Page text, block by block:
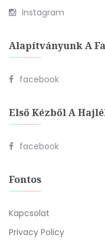
Instagram
Alapítványunk A
facebook
Első Kézből A
facebook
Fontos
Kapcsolat
Privacy Policy